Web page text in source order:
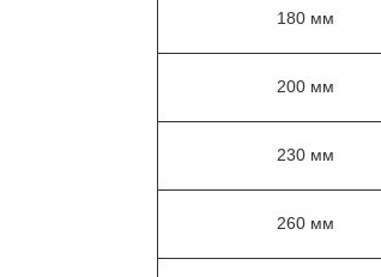
180 мм
200 мм
230 мм
260 мм